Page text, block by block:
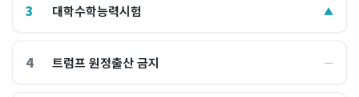
3 대학수학능력시험 ▲
4 트럼프 원정출산 금지 ―